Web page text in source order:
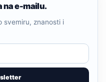
na e-mailu.
svemiru, znanosti i